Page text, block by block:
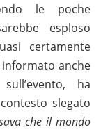
le poche
esploso
certamente
anche
ha
slegato
che il mondo